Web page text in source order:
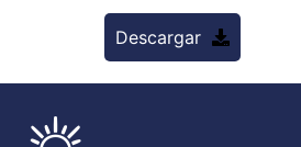
Descargar